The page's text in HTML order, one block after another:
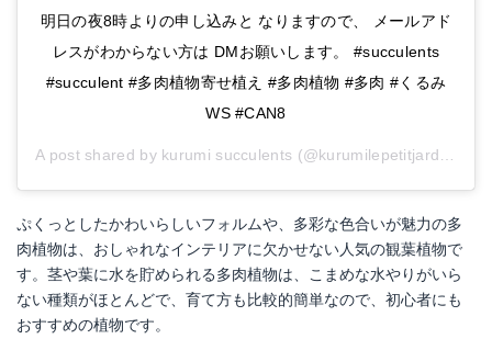
明日の夜8時よりの申し込みと なりますので、 メールアド
レスがわからない方は DMお願いします。 #succulents
#succulent #多肉植物寄せ植え #多肉植物 #多肉 #くるみ
WS #CAN8
A post shared by kurumi succulents (@kurumilepetitjardin) on
ぷくっとしたかわいらしいフォルムや、多彩な色合いが魅力の多
肉植物は、おしゃれなインテリアに欠かせない人気の観葉植物で
す。茎や葉に水を貯められる多肉植物は、こまめな水やりがいら
ない種類がほとんどで、育て方も比較的簡単なので、初心者にも
おすすめの植物です。